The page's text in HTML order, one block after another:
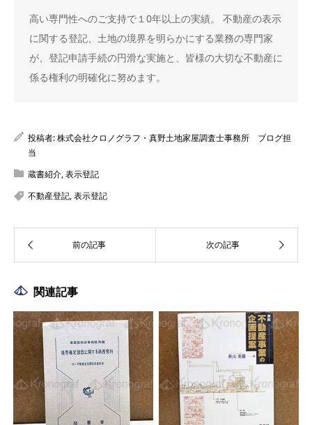
高い専門性へのご支持で１0年以上の実績。 不動産の表示
に関する登記、土地の境界を明らかにする業務の専門家
が、登記申請手続の円滑な実施と、皆様の大切な不動産に
係る権利の明確化に努めます。
投稿者:株式会社クロノグラフ・真野土地家屋調査士事務所 ブログ担
当
蔵書紹介,表示登記
不動産登記,表示登記
関連記事